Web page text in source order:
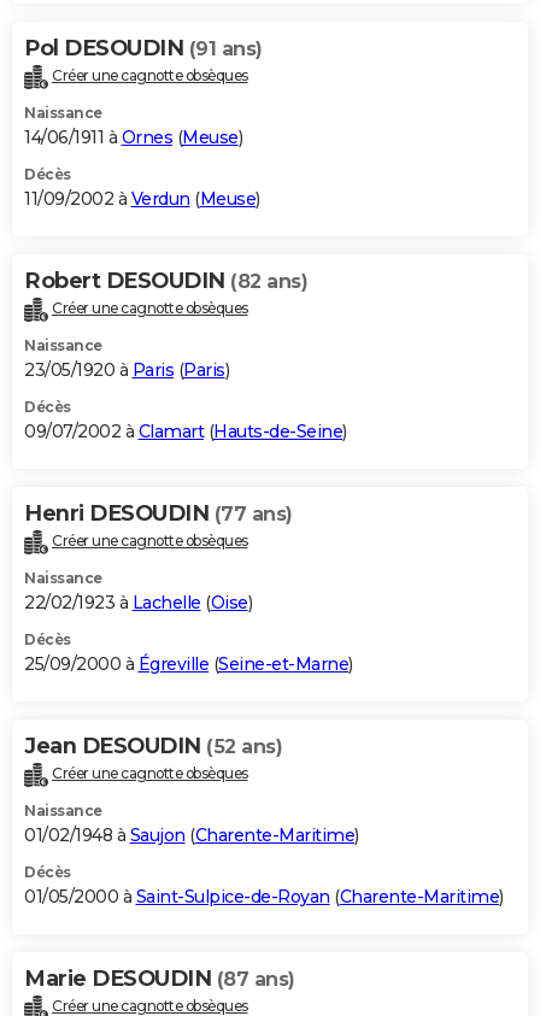
Pol DESOUDIN (91 ans)
Créer une cagnotte obsèques
Naissance
14/06/1911 à Ornes (Meuse)
Décès
11/09/2002 à Verdun (Meuse)
Robert DESOUDIN (82 ans)
Créer une cagnotte obsèques
Naissance
23/05/1920 à Paris (Paris)
Décès
09/07/2002 à Clamart(Hauts-de-Seine)
Henri DESOUDIN (77 ans)
Créer une cagnotte obsèques
Naissance
22/02/1923 à Lachelle (Oise)
Décès
25/09/2000 à Égreville (Seine-et-Marne)
Jean DESOUDIN (52 ans)
Créer une cagnotte obsèques
Naissance
01/02/1948 à Saujon (Charente-Maritime)
Décès
01/05/2000 à Saint-Sulpice-de-Royan (Charente-Maritime)
Marie DESOUDIN (87 ans)
Créer une cagnotte obsèques